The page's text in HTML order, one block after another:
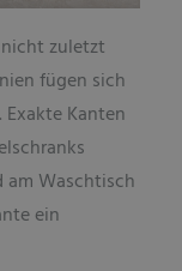
zuletzt
fügen sich
Kanten
am Waschtisch
ein